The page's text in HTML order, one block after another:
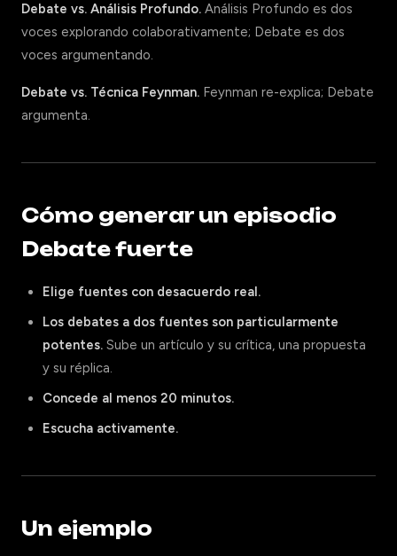
Debate vs. Análisis Profundo. Análisis Profundo es dos
voces explorando colaborativamente; Debate es dos
voces argumentando.
Debate vs. Técnica Feynman. Feynman re-explica; Debate
argumenta.
Cómo generar un episodio
Debate fuerte
Elige fuentes con desacuerdo real.
Los debates a dos fuentes son particularmente
potentes. Sube un artículo y su crítica, una propuesta
y su réplica.
Concede al menos 20 minutos.
Escucha activamente.
Un ejemplo